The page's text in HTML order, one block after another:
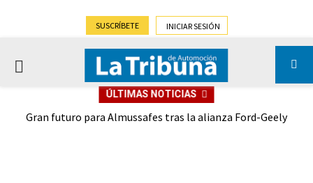
SUSCRÍBETE INICIAR SESIÓN
PRIMARY
ÚLTIMAS NOTICIAS
Gran futuro para Almussafes tras la alianza Ford-Geely